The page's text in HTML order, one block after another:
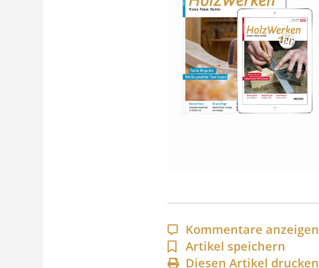
Kommentare anzeigen
Artikel speichern
Diesen Artikel drucken